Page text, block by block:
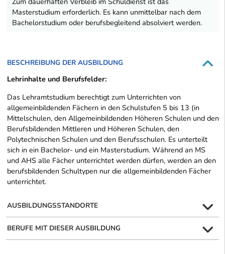
Masterstudium erforderlich. Es kann unmittelbar nach dem
Bachelorstudium oder berufsbegleitend absolviert werden.
BESCHREIBUNG DER AUSBILDUNG
Lehrinhalte und Berufsfelder:
Das Lehramtstudium berechtigt zum Unterrichten von
allgemeinbildenden Fächern in den Schulstufen 5 bis 13 (in
Mittelschulen, den Allgemeinbildenden Höheren Schulen und den
Berufsbildenden Mittleren und Höheren Schulen, den
Polytechnischen Schulen und den Berufsschulen. Es unterteilt
sich in ein Bachelor- und ein Masterstudium. Während an MS
und AHS alle Fächer unterrichtet werden dürfen, werden an den
berufsbildenden Schultypen nur die allgemeinbildenden Fächer
unterrichtet.
AUSBILDUNGSSTANDORTE
BERUFE MIT DIESER AUSBILDUNG